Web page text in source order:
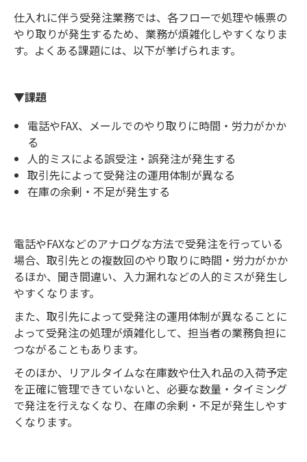
仕入れに伴う受発注業務では、各フローで処理や帳票の
やり取りが発生するため、業務が煩雑化しやすくなりま
す。よくある課題には、以下が挙げられます。
▼課題
電話やFAX、メールでのやり取りに時間・労力がかか
る
人的ミスによる誤受注・誤発注が発生する
取引先によって受発注の運用体制が異なる
在庫の余剰・不足が発生する
電話やFAXなどのアナログな方法で受発注を行っている
場合、取引先との複数回のやり取りに時間・労力がかか
るほか、聞き間違い、入力漏れなどの人的ミスが発生し
やすくなります。
また、取引先によって受発注の運用体制が異なることに
よって受発注の処理が煩雑化して、担当者の業務負担に
つながることもあります。
そのほか、リアルタイムな在庫数や仕入れ品の入荷予定
を正確に管理できていないと、必要な数量・タイミング
で発注を行えなくなり、在庫の余剰・不足が発生しやす
くなります。